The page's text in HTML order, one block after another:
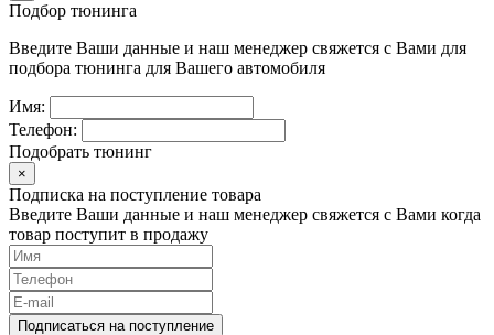
Подбор тюнинга
Введите Ваши данные и наш менеджер свяжется с Вами для
подбора тюнинга для Вашего автомобиля
Имя:
Телефон:
Подобрать тюнинг
×
Подписка на поступление товара
Введите Ваши данные и наш менеджер свяжется с Вами когда
товар поступит в продажу